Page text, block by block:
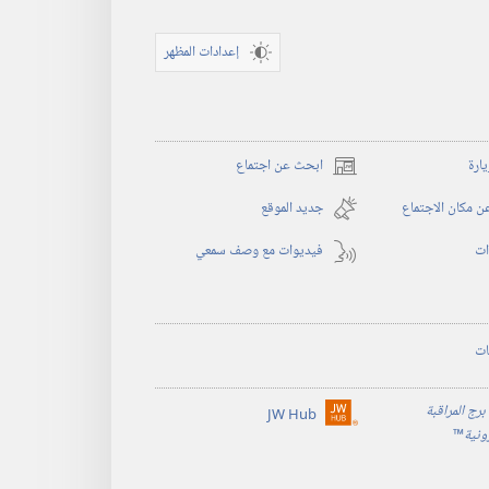
إعدادات المظهر
ابحث عن اجتماع (يفتح
نافذة
جديدة)
مكان الاجتماع
جديد الموقع
فيديوات مع وصف سمعي
المراقبة
™
JW Hub (يفتح